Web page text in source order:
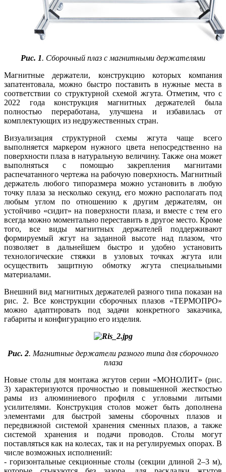
Рис. 1. Сборочный плаз с магнитными держателями
Магнитные держатели, конструкцию которых компания
запатентовала, можно быстро поставить в нужные места в
соответствии со структурной схемой жгута. Отметим, что с
2022 го­да конструкция магнитных держателей бы­ла
полностью переработана, улучшена и избавилась от
комплектующих из недружественных стран.
Визуализация структурной схемы жгута ча­ще всего
выполняется маркером нужного цвета непосредственно на
поверхности плаза в натуральную величину. Также она может
выполняться с помощью закрепления магнитами
распечатанного чертежа на рабочую поверхность. Магнитный
держатель любого типоразмера можно установить в любую
точку плаза за несколько секунд, его можно располагать под
любым углом по отношению к другим держателям, он
устойчиво «сидит» на поверхности плаза, и вместе с тем его
всегда можно моментально переставить в другое место. Кроме
то­го, все ви­ды магнитных держателей поддерживают
формируемый жгут на заданной высоте над плазом, что
позволяет в дальнейшем быстро и удобно установить
технологические стяжки в узловых точках жгута или
осуществить защитную обмотку жгута специальными
материалами.
Внешний вид магнитных держателей разного ти­па показан на
рис. 2. Все конструкции сборочных плазов «ТЕРМОПРО»
можно адаптировать под задачи конкретного заказчика,
габариты и конфигурацию его изделия.
Рис. 2. Магнитные держатели разного типа для сборочного
плаза
Новые столы для монтажа жгутов серии «МОНОЛИТ» (рис.
3) характеризуются прочностью и повышенной жесткостью
ра­мы из алюминиевого профиля с угловыми литыми
усилителями. Конструкция столов может быть дополнена
элементами для быстрой замены сборочных плазов и
передвижной системой хранения сменных плазов, а также
системой хранения и подачи проводов. Столы могут
поставляться как на колесах, так и на регулируемых опорах. В
числе возможных исполнений:
- горизонтальные секционные столы (секции длиной 2–3 м),